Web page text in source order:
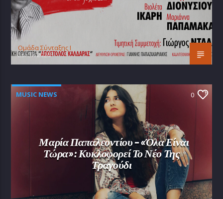
Oμάδα Σύνταξης Ι
25/07/2026
MUSIC NEWS 0
Μαρία Παπαλεοντίου – «Όλα Είναι
Τώρα»: Κυκλοφορεί Το Νέο Της
Τραγούδι